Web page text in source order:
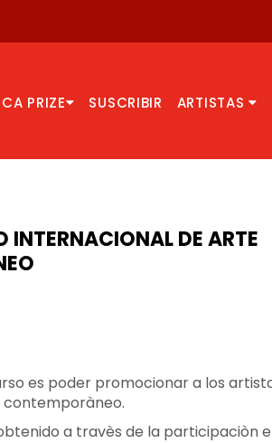
PRIZE SUSCRIBIR ARTISTAS
INTERNACIONAL DE ARTE
es poder promocionar a los
a travès de la participaciòn